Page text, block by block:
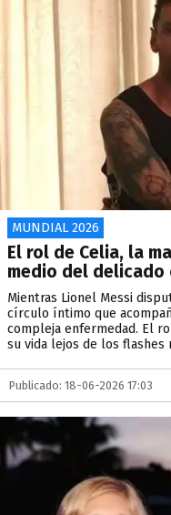
MUNDIAL 2026
El rol de Celia, la
medio del delicado
Mientras Lionel Messi
círculo íntimo que
compleja enfermedad. El
su vida lejos de los flashes
Publicado: 18-06-2026 17:03